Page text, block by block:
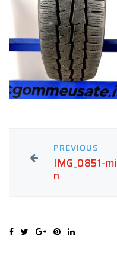
PREVIOUS
IMG_0851-mi
n